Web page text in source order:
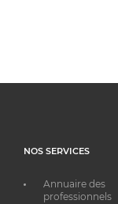
NOS SERVICES
Annuaire des
professionnels